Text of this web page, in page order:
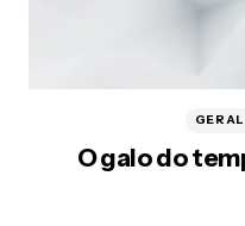
O galo do
GERAL